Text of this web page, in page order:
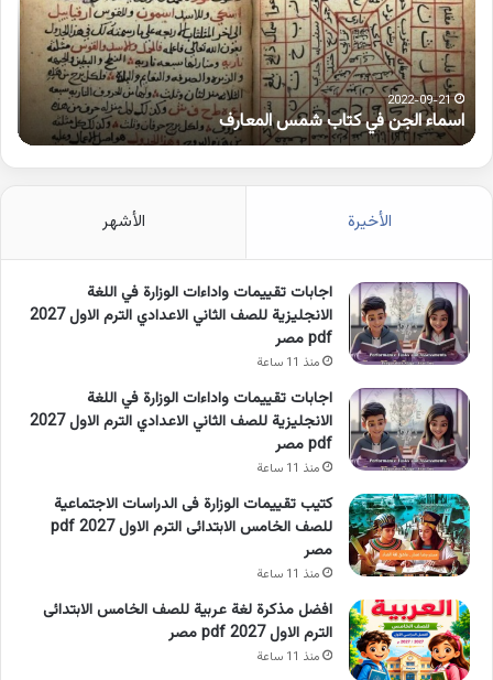
شمس
المعارف
2022-09-21
اسماء الجن في كتاب شمس المعارف
الأخيرة الأشهر
اجابات تقييمات واداءات الوزارة في اللغة
الانجليزية للصف الثاني الاعدادي الترم الاول 2027
pdf مصر
منذ 11 ساعة
اجابات تقييمات واداءات الوزارة في اللغة
الانجليزية للصف الثاني الاعدادي الترم الاول 2027
pdf مصر
منذ 11 ساعة
كتيب تقييمات الوزارة فى الدراسات الاجتماعية
للصف الخامس الابتدائى الترم الاول 2027 pdf
مصر
منذ 11 ساعة
افضل مذكرة لغة عربية للصف الخامس الابتدائى
الترم الاول 2027 pdf مصر
منذ 11 ساعة